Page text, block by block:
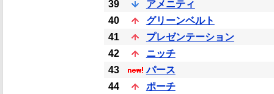
39
アメニティ
40
グリーンベルト
41
プレゼンテーション
42
ニッチ
43
パース
44
ポーチ